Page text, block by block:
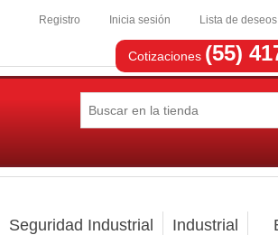
Registro Inicia sesión Lista de deseos
Cotizaciones (55)
Seguridad Industrial Industrial